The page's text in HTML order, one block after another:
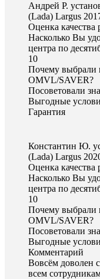
Андрей Р.
(Lada) Largus
Оценка качества
Насколько Вы
центра по
10
Почему выбрали
OMVL/SAVER?
Посоветовали
Выгодные
Гарантия
Константин Ю.
(Lada) Largus
Оценка качества
Насколько Вы
центра по
10
Почему выбрали
OMVL/SAVER?
Посоветовали
Выгодные
Комментарий
Вовсëм доволен
всем